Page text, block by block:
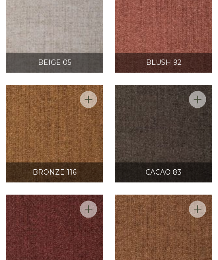
BEIGE 05 BLUSH 92
BRONZE 116 CACAO 83